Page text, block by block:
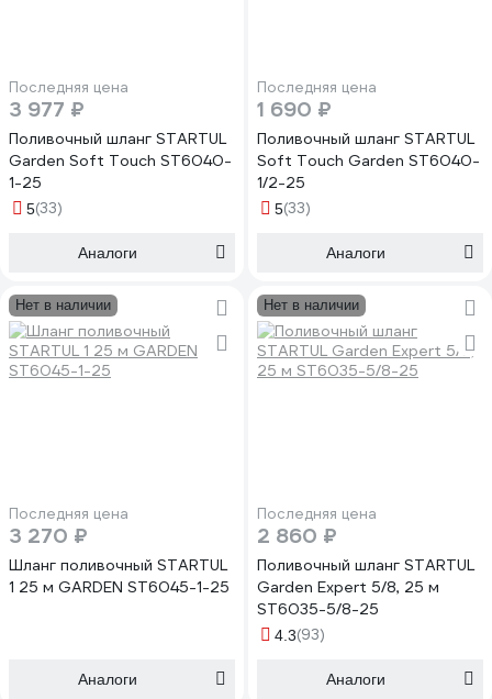
Последняя цена
3 977 ₽
Поливочный шланг STARTUL
Garden Soft Touch ST6040-
1-25
5(33)
Аналоги
Последняя цена
1 690 ₽
Поливочный шланг STARTUL
Soft Touch Garden ST6040-
1/2-25
5(33)
Аналоги
Нет в наличии
Последняя цена
3 270 ₽
Шланг поливочный STARTUL
1 25 м GARDEN ST6045-1-25
Аналоги
Нет в наличии
Последняя цена
2 860 ₽
Поливочный шланг STARTUL
Garden Expert 5/8, 25 м
ST6035-5/8-25
4.3(93)
Аналоги